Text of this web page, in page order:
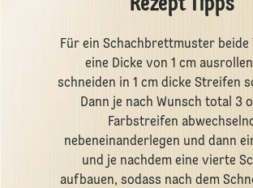
Rezept Tipps
Für ein Schachbrettmuster beide
eine Dicke von 1 cm
schneiden in 1 cm dicke Streifen
Dann je nach Wunsch total 3
Farbstreifen
nebeneinanderlegen und dann
und je nachdem eine vierte
aufbauen, sodass nach dem